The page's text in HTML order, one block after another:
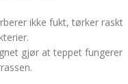
ikke fukt, tørker raskt
gjør at teppet fungerer